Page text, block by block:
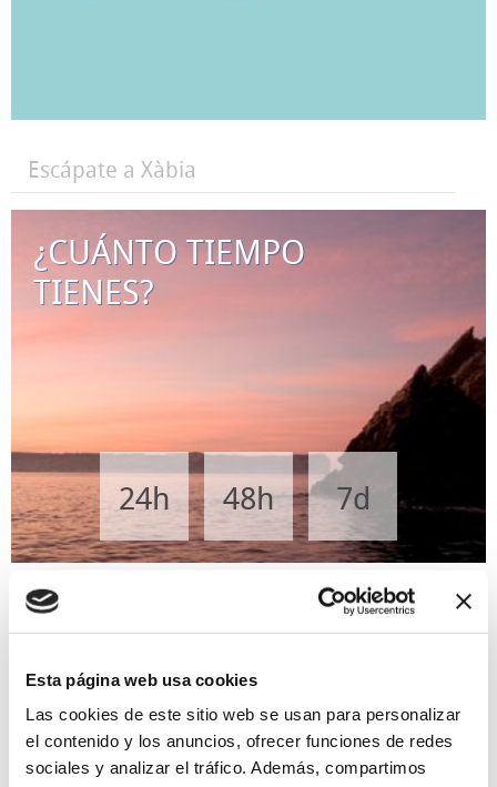
Esta página web usa cookies
Las cookies de este sitio web se usan para personalizar
el contenido y los anuncios, ofrecer funciones de redes
sociales y analizar el tráfico. Además, compartimos
Escápate a Xàbia
¿CUÁNTO TIEMPO
TIENES?
24h 48h 7d
Experiencias únicas MÁS EXPERIENCIAS
MIRADOR VIRTUAL